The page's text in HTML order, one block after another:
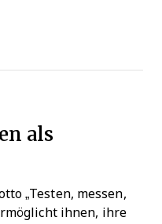
als
„Testen, messen,
ihnen, ihre